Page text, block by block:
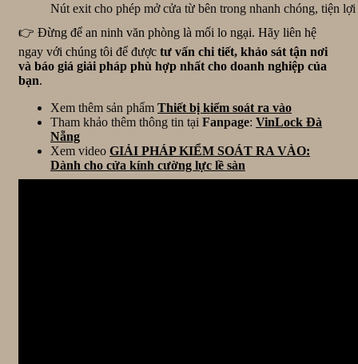
Nút exit cho phép mở cửa từ bên trong nhanh chóng, tiện lợi
👉 Đừng để an ninh văn phòng là mối lo ngại. Hãy liên hệ
ngay với chúng tôi để được tư vấn chi tiết, khảo sát tận nơi
và báo giá giải pháp phù hợp nhất cho doanh nghiệp của
bạn.
Xem thêm sản phẩm Thiết bị kiểm soát ra vào
Tham khảo thêm thông tin tại Fanpage: VinLock Đà
Nẵng
Xem video GIẢI PHÁP KIỂM SOÁT RA VÀO:
Dành cho cửa kính cường lực lề sàn